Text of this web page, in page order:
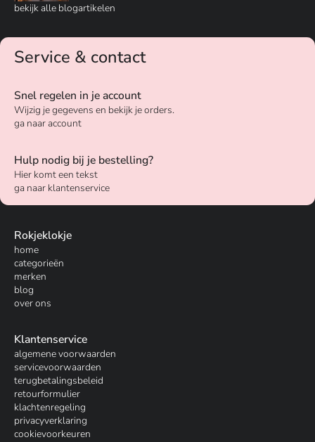
bekijk alle blogartikelen
Service & contact
Snel regelen in je account
Wijzig je gegevens en bekijk je orders.
ga naar account
Hulp nodig bij je bestelling?
Hier komt een tekst
ga naar klantenservice
Rokjeklokje
home
categorieën
merken
blog
over ons
Klantenservice
algemene voorwaarden
servicevoorwaarden
terugbetalingsbeleid
retourformulier
klachtenregeling
privacyverklaring
cookievoorkeuren